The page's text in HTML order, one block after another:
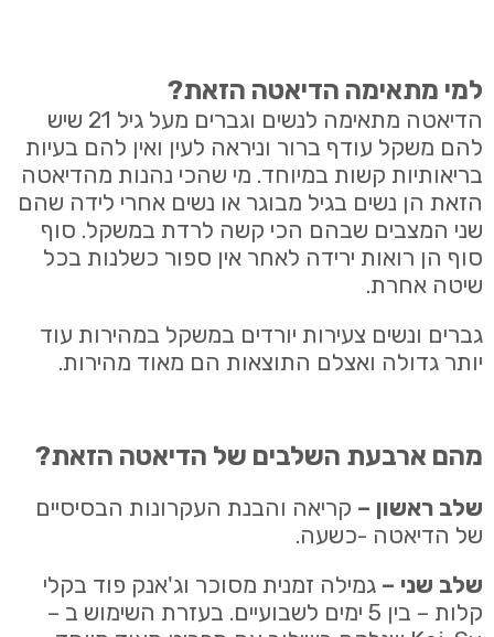
למי מתאימה הדיאטה הזאת?
הדיאטה מתאימה לנשים וגברים מעל גיל 21 שיש
להם משקל עודף ברור וניראה לעין ואין להם בעיות
בריאותיות קשות במיוחד.מי שהכי נהנות מהדיאטה
הזאת הן נשים בגיל מבוגר או נשים אחרי לידה שהם
שני המצבים שבהם הכי קשה לרדת במשקל. סוף
סוף הן רואות ירידה לאחר אין ספור כשלנות בכל
שיטה אחרת.
גברים ונשים צעירות יורדים במשקל במהירות עוד
יותר גדולה ואצלם התוצאות הם מאוד מהירות.
מהם ארבעת השלבים של הדיאטה הזאת?
שלב ראשון –קריאה והבנת העקרונות הבסיסיים
של הדיאטה -כשעה.
שלב שני –גמילה זמנית מסוכר וג'אנק פוד בקלי
קלות – בין 5 ימים לשבועיים. בעזרת השימוש ב –